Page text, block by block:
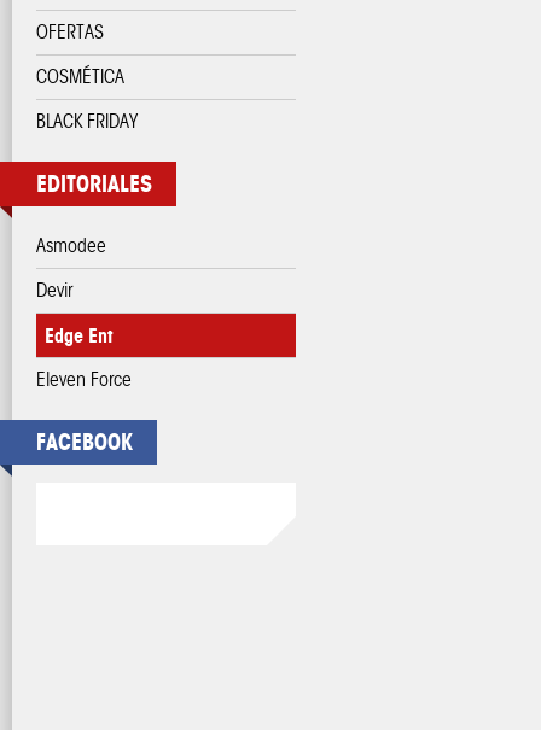
OFERTAS
COSMÉTICA
BLACK FRIDAY
EDITORIALES
Asmodee
Devir
Edge Ent
Eleven Force
FACEBOOK